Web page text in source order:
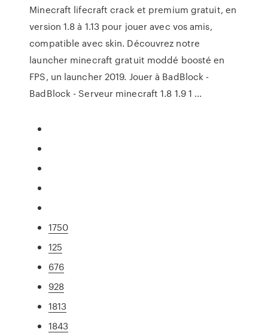
Minecraft lifecraft crack et premium gratuit, en
version 1.8 à 1.13 pour jouer avec vos amis,
compatible avec skin. Découvrez notre
launcher minecraft gratuit moddé boosté en
FPS, un launcher 2019. Jouer à BadBlock -
BadBlock - Serveur minecraft 1.8 1.9 1 ...
1750
125
676
928
1813
1843